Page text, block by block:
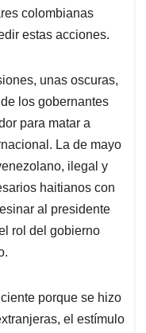
colombianas
estas acciones.
unas oscuras,
los gobernantes
para matar a
La de mayo
ilegal y
haitianos con
al presidente
rol del gobierno
porque se hizo
el estímulo